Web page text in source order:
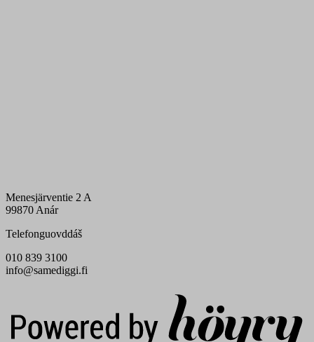
Menesjärventie 2 A
99870 Anár
Telefonguovddáš
010 839 3100
info@samediggi.fi